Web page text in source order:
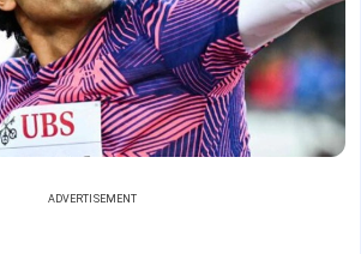
ADVERTISEMENT